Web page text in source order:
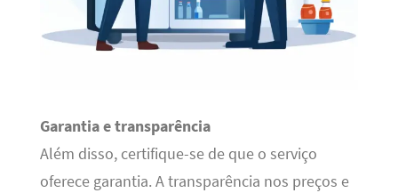
Garantia e transparência
Além disso, certifique-se de que o serviço
oferece garantia. A transparência nos preços e